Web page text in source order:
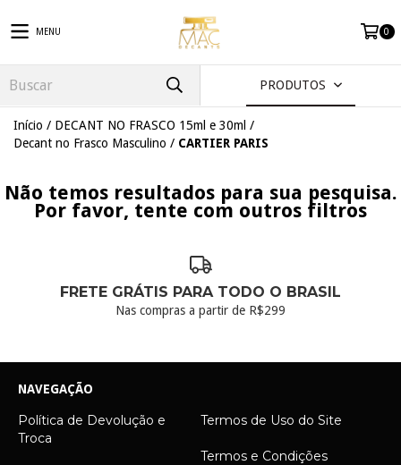
MENU 0
PRODUTOS
Início / DECANT NO FRASCO 15ml e 30ml /
Decant no Frasco Masculino / CARTIER PARIS
Não temos resultados para sua pesquisa.
Por favor, tente com outros filtros
FRETE GRÁTIS PARA TODO O BRASIL
Nas compras a partir de R$299
NAVEGAÇÃO
Política de Devolução e
Troca
Termos de Uso do Site
Termos e Condições